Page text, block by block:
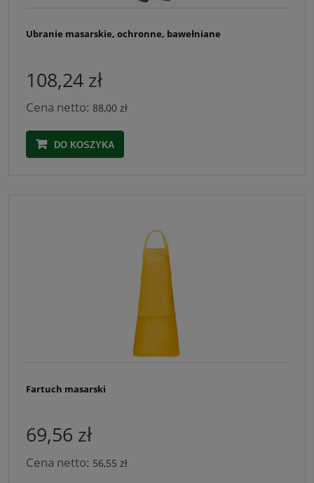
Ubranie masarskie, ochronne, bawełniane
108,24 zł
Cena netto: 88,00 zł
DO KOSZYKA
Fartuch masarski
69,56 zł
Cena netto: 56,55 zł